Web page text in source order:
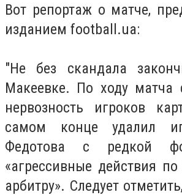
Вот репортаж о матче,
изданием football.ua:
"Не без скандала
Макеевке. По ходу матча
нервозность игроков
самом конце удалил
Федотова с редкой
«агрессивные действия
арбитру». Следует